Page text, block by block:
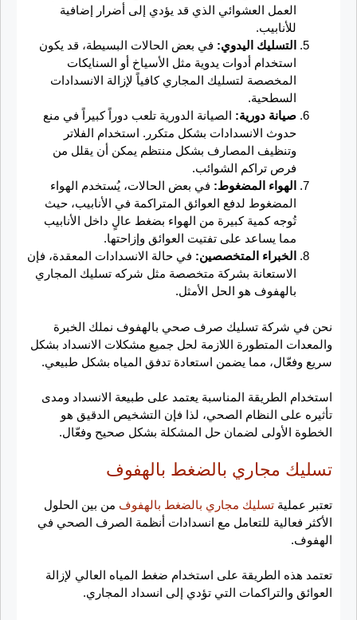
العمل العشوائي الذي قد يؤدي إلى أضرار إضافية
للأنابيب.
التسليك اليدوي: في بعض الحالات البسيطة، قد يكون
استخدام أدوات يدوية مثل الأسياخ أو السنايكات
المخصصة لتسليك المجاري كافياً لإزالة الانسدادات
السطحية.
صيانة دورية: الصيانة الدورية تلعب دوراً كبيراً في منع
حدوث الانسدادات بشكل متكرر. استخدام الفلاتر
وتنظيف المصارف بشكل منتظم يمكن أن يقلل من
فرص تراكم الشوائب.
الهواء المضغوط: في بعض الحالات، يُستخدم الهواء
المضغوط لدفع العوائق المتراكمة في الأنابيب، حيث
تُوجه كمية كبيرة من الهواء بضغط عالٍ داخل الأنابيب
مما يساعد على تفتيت العوائق وإزاحتها.
الخبراء المتخصصين: في حالة الانسدادات المعقدة، فإن
الاستعانة بشركة متخصصة مثل شركه تسليك المجاري
بالهفوف هو الحل الأمثل.
نحن في شركة تسليك صرف صحي بالهفوف نملك الخبرة
والمعدات المتطورة اللازمة لحل جميع مشكلات الانسداد بشكل
سريع وفعّال، مما يضمن استعادة تدفق المياه بشكل طبيعي.
استخدام الطريقة المناسبة يعتمد على طبيعة الانسداد ومدى
تأثيره على النظام الصحي، لذا فإن التشخيص الدقيق هو
الخطوة الأولى لضمان حل المشكلة بشكل صحيح وفعّال.
تسليك مجاري بالضغط بالهفوف
تعتبر عملية تسليك مجاري بالضغط بالهفوف من بين الحلول
الأكثر فعالية للتعامل مع انسدادات أنظمة الصرف الصحي في
الهفوف.
تعتمد هذه الطريقة على استخدام ضغط المياه العالي لإزالة
العوائق والتراكمات التي تؤدي إلى انسداد المجاري.